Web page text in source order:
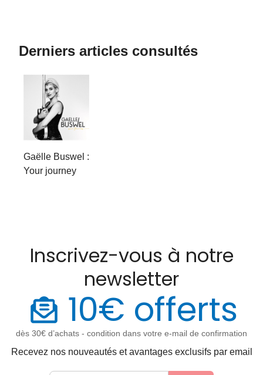
Derniers articles consultés
Gaëlle Buswel :
Your journey
Inscrivez-vous à notre
newsletter
10€ offerts
dès 30€ d’achats - condition dans votre e-mail de confirmation
Recevez nos nouveautés et avantages exclusifs par email